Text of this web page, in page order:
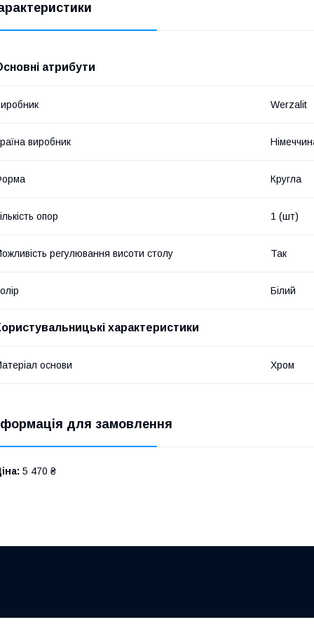
атрибути
Werzalit
виробник
Кругла
опор 1 (шт)
регулювання висоти столу Так
Білий
характеристики
основи Хром
для замовлення
5 470 ₴